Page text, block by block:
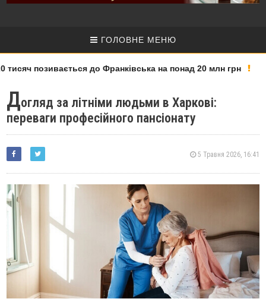
ГОЛОВНЕ МЕНЮ
позивається до Франківська на понад 20 млн грн
Догляд за літніми людьми в Харкові:
переваги професійного пансіонату
5 Травня 2026, 16:41